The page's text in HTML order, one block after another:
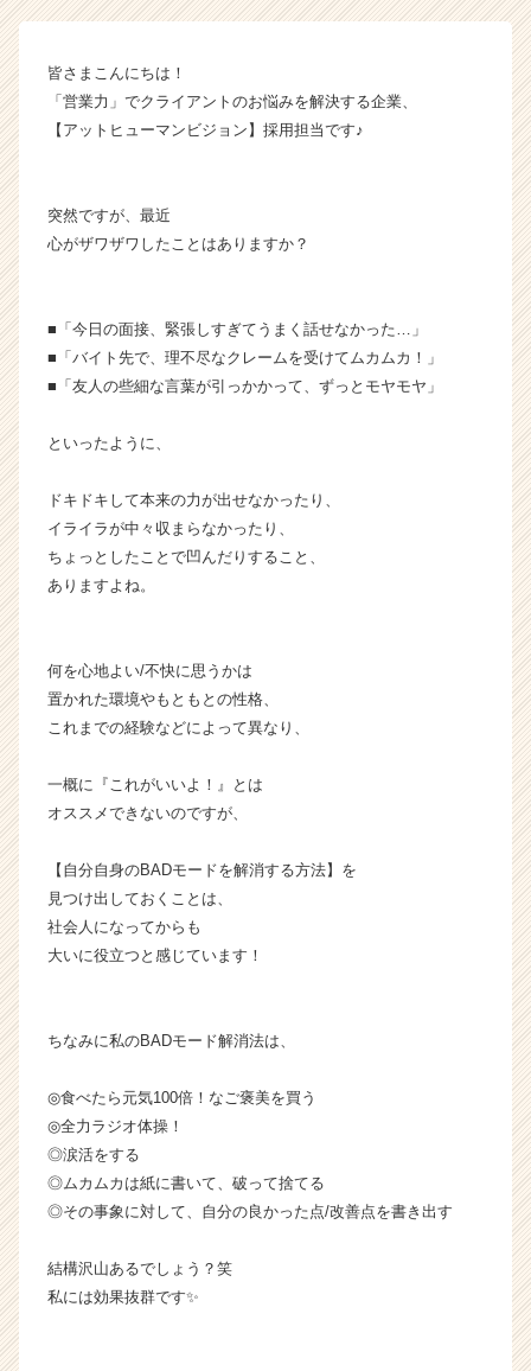
A
u
m
s
n
の
タ
イ
ン】
ベ
ン
成
長
業
ら
ス
ウ
ト
届
く
サ
ト
ャ
リ
（C
皆さまこんにちは！
「営業力」でクライアントのお悩みを解決する企業、
【アットヒューマンビジョン】採用担当です♪
突然ですが、最近
心がザワザワしたことはありますか？
■「今日の面接、緊張しすぎてうまく話せなかった…」
■「バイト先で、理不尽なクレームを受けてムカムカ！」
■「友人の些細な言葉が引っかかって、ずっとモヤモヤ」
といったように、
ドキドキして本来の力が出せなかったり、
イライラが中々収まらなかったり、
ちょっとしたことで凹んだりすること、
ありますよね。
何を心地よい/不快に思うかは
置かれた環境やもともとの性格、
これまでの経験などによって異なり、
一概に『これがいいよ！』とは
オススメできないのですが、
【自分自身のBADモードを解消する方法】を
見つけ出しておくことは、
社会人になってからも
大いに役立つと感じています！
ちなみに私のBADモード解消法は、
◎食べたら元気100倍！なご褒美を買う
◎全力ラジオ体操！
◎涙活をする
◎ムカムカは紙に書いて、破って捨てる
◎その事象に対して、自分の良かった点/改善点を書き出す
結構沢山あるでしょう？笑
私には効果抜群です✨